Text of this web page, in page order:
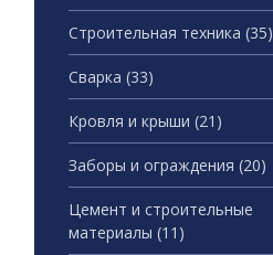
Строительная техника (35)
Сварка (33)
Кровля и крыши (21)
Заборы и ограждения (20)
Цемент и строительные
материалы (11)